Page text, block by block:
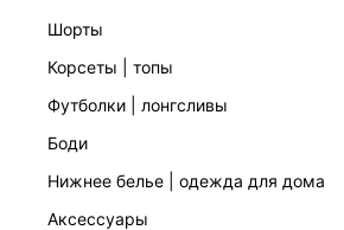
шорты
корсеты | топы
футболки | лонгсливы
боди
нижнее белье | одежда для дома
аксессуары